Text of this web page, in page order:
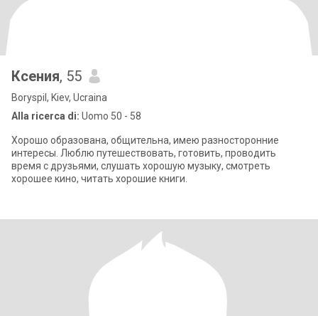
Ксения, 55
Boryspil, Kiev, Ucraina
Alla ricerca di: Uomo 50 - 58
Хорошо образована, общительна, имею разносторонние
интересы. Люблю путешествовать, готовить, проводить
время с друзьями, слушать хорошую музыку, смотреть
хорошее кино, читать хорошие книги.